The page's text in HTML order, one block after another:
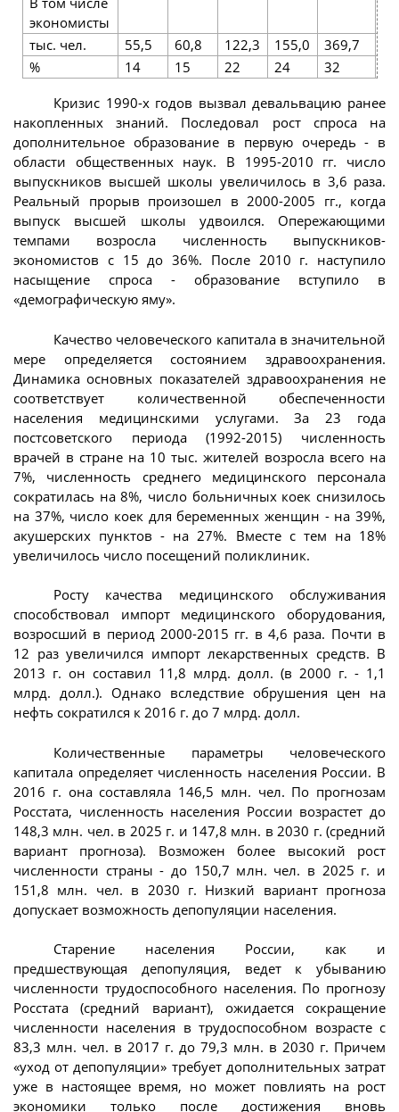
экономисты
тыс. чел.
55,5 60,8 122,3 155,0 369,7
%
14 15 22 24 32
Кризис 1990-х годов вызвал девальвацию ранее
накопленных знаний. Последовал рост спроса на
дополнительное образование в первую очередь - в
области общественных наук. В 1995-2010 гг. число
выпускников высшей школы увеличилось в 3,6 раза.
Реальный прорыв произошел в 2000-2005 гг., когда
выпуск высшей школы удвоился. Опережающими
темпами возросла численность выпускников-
экономистов с 15 до 36%. После 2010 г. наступило
насыщение спроса - образование вступило в
«демографическую яму».
Качество человеческого капитала в значительной
мере определяется состоянием здравоохранения.
Динамика основных показателей здравоохранения не
соответствует количественной обеспеченности
населения медицинскими услугами. За 23 года
постсоветского периода (1992-2015) численность
врачей в стране на 10 тыс. жителей возросла всего на
7%, численность среднего медицинского персонала
сократилась на 8%, число больничных коек снизилось
на 37%, число коек для беременных женщин - на 39%,
акушерских пунктов - на 27%. Вместе с тем на 18%
увеличилось число посещений поликлиник.
Росту качества медицинского обслуживания
способствовал импорт медицинского оборудования,
возросший в период 2000-2015 гг. в 4,6 раза. Почти в
12 раз увеличился импорт лекарственных средств. В
2013 г. он составил 11,8 млрд. долл. (в 2000 г. - 1,1
млрд. долл.). Однако вследствие обрушения цен на
нефть сократился к 2016 г. до 7 млрд. долл.
Количественные параметры человеческого
капитала определяет численность населения России. В
2016 г. она составляла 146,5 млн. чел. По прогнозам
Росстата, численность населения России возрастет до
148,3 млн. чел. в 2025 г. и 147,8 млн. в 2030 г. (средний
вариант прогноза). Возможен более высокий рост
численности страны - до 150,7 млн. чел. в 2025 г. и
151,8 млн. чел. в 2030 г. Низкий вариант прогноза
допускает возможность депопуляции населения.
Старение населения России, как и
предшествующая депопуляция, ведет к убыванию
численности трудоспособного населения. По прогнозу
Росстата (средний вариант), ожидается сокращение
численности населения в трудоспособном возрасте с
83,3 млн. чел. в 2017 г. до 79,3 млн. в 2030 г. Причем
«уход от депопуляции» требует дополнительных затрат
уже в настоящее время, но может повлиять на рост
экономики только после достижения вновь